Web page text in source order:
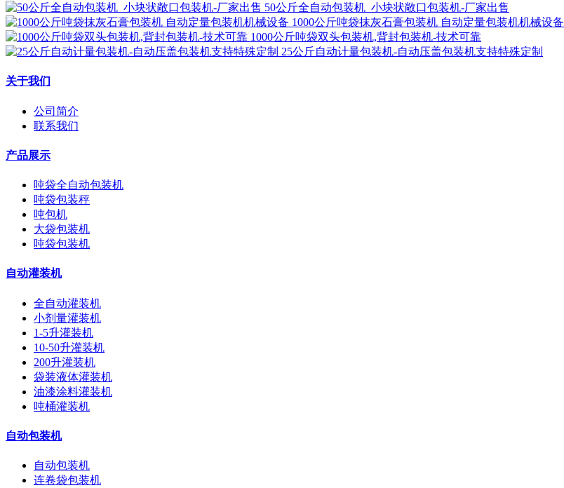
50公斤全自动包装机_小块状敞口包装机-厂家出售
1000公斤吨袋抹灰石膏包装机 自动定量包装机机械设备
1000公斤吨袋双头包装机,背封包装机-技术可靠
25公斤自动计量包装机-自动压盖包装机支持特殊定制
关于我们
公司简介
联系我们
产品展示
吨袋全自动包装机
吨袋包装秤
吨包机
大袋包装机
吨袋包装机
自动灌装机
全自动灌装机
小剂量灌装机
1-5升灌装机
10-50升灌装机
200升灌装机
袋装液体灌装机
油漆涂料灌装机
吨桶灌装机
自动包装机
自动包装机
连卷袋包装机